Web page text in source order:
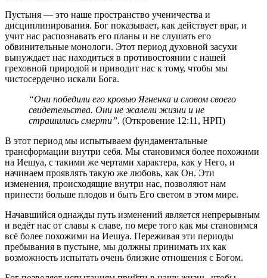
Пустыня — это наше пространство ученичества и
дисциплинирования. Бог показывает, как действует враг, и
учит нас распознавать его планы и не слушать его
обвинительные монологи. Этот период духовной засухи
вынуждает нас находиться в противостоянии с нашей
греховной природой и приводит нас к тому, чтобы мы
чистосердечно искали Бога.
“Они победили его кровью Ягненка и словом своего
свидетельства. Они не жалели жизни и не
страшились смерти”. (Откровение 12:11, НРП)
В этот период мы испытываем фундаментальные
трансформации внутри себя. Мы становимся более похожими
на Иешуа, с такими же чертами характера, как у Него, и
начинаем проявлять такую же любовь, как Он. Эти
изменения, происходящие внутри нас, позволяют нам
принести больше плодов и быть Его светом в этом мире.
Начавшийся однажды путь изменений является непрерывным
и ведёт нас от славы к славе, по мере того как мы становимся
всё более похожими на Иешуа. Переживая эти периоды
пребывания в пустыне, мы должны принимать их как
возможность испытать очень близкие отношения с Богом.